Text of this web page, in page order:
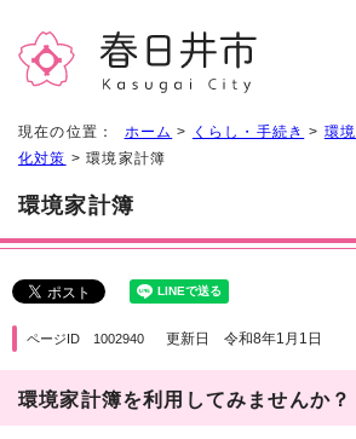
現在の位置： ホーム > くらし・手続き > 環境
化対策 > 環境家計簿
環境家計簿
ページID 1002940 更新日 令和8年1月1日
環境家計簿を利用してみませんか？